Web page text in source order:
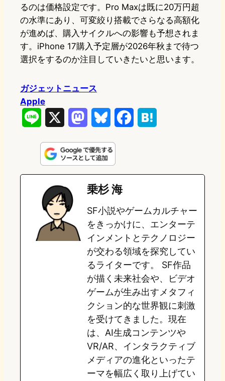
るのは価格設定です。Pro Maxは既に20万円超
の水準にあり、可変絞り搭載でさらなる高額化
が進めば、購入サイクルへの影響も予想されま
す。iPhone 17購入予定層が2026年秋まで待つ
選択をするのか注目していきたいと思います。
ガジェットニュース
Apple
n
e
s
t
o
d
o
n
u
e
s
k
y
e
o
o
k
e
a
乗杉 海
SF小説やゲームカルチャー
をきっかけに、エンターテ
インメントとテクノロジー
が交わる領域を探究してい
るライターです。 SF作品
が描く未来社会や、ビデオ
ゲームが生み出すメタフィ
クション的な世界観に刺激
を受けてきました。現在
は、AI生成コンテンツや
VR/AR、インタラクティブ
メディアの進化といったテ
ーマを幅広く取り上げてい